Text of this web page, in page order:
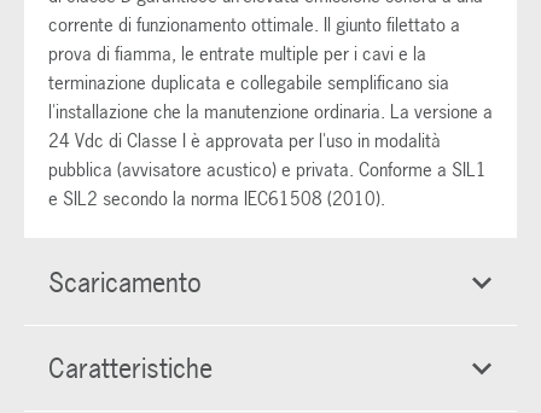
corrente di funzionamento ottimale. Il giunto filettato a
prova di fiamma, le entrate multiple per i cavi e la
terminazione duplicata e collegabile semplificano sia
l'installazione che la manutenzione ordinaria. La versione a
24 Vdc di Classe I è approvata per l'uso in modalità
pubblica (avvisatore acustico) e privata. Conforme a SIL1
e SIL2 secondo la norma IEC61508 (2010).
Scaricamento
Caratteristiche